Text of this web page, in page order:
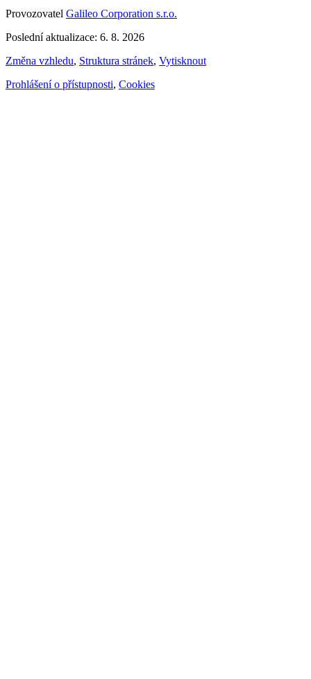
Provozovatel Galileo Corporation s.r.o.
Poslední aktualizace: 6. 8. 2026
Změna vzhledu, Struktura stránek, Vytisknout
Prohlášení o přístupnosti, Cookies